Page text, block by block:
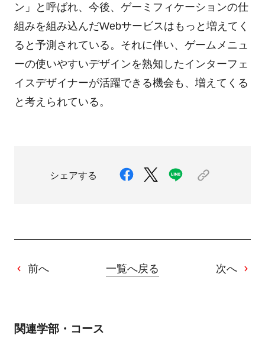
ン」と呼ばれ、今後、ゲーミフィケーションの仕
組みを組み込んだWebサービスはもっと増えてく
ると予測されている。それに伴い、ゲームメニュ
ーの使いやすいデザインを熟知したインターフェ
イスデザイナーが活躍できる機会も、増えてくる
と考えられている。
シェアする
前へ 一覧へ戻る 次へ
関連学部・コース